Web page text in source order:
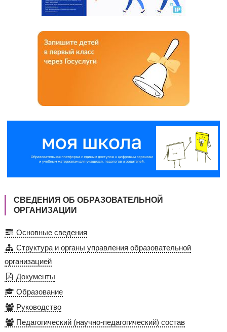
СВЕДЕНИЯ ОБ ОБРАЗОВАТЕЛЬНОЙ
ОРГАНИЗАЦИИ
Основные сведения
Структура и органы управления образовательной
организацией
Документы
Образование
Руководство
Педагогический (научно-педагогический) состав